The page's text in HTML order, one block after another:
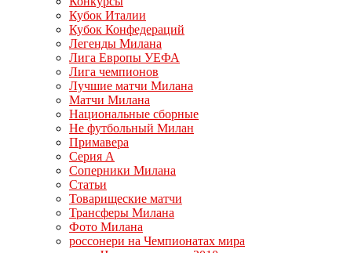
Кубок Италии
Кубок Конфедераций
Легенды Милана
Лига Европы УЕФА
Лига чемпионов
Лучшие матчи Милана
Матчи Милана
Национальные сборные
Не футбольный Милан
Примавера
Серия А
Соперники Милана
Статьи
Товарищеские матчи
Трансферы Милана
Фото Милана
россонери на Чемпионатах мира